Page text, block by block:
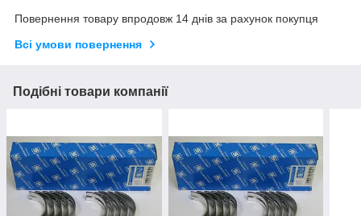
Повернення товару впродовж 14 днів за рахунок покупця
Всі умови повернення
Подібні товари компанії